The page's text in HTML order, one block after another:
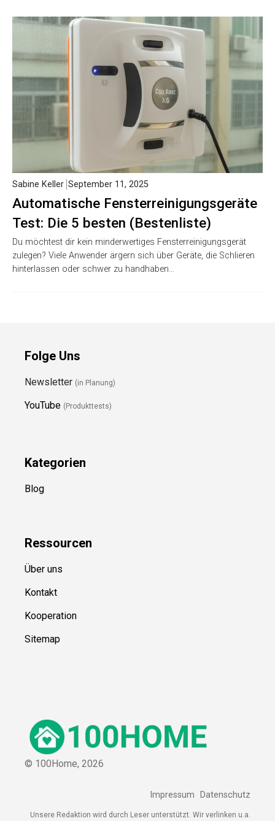
Automatische Fensterreinigungsgeräte
Test: Die 5 besten (Bestenliste)
Sabine Keller September 11, 2025
Du möchtest dir kein minderwertiges Fensterreinigungsgerät
zulegen? Viele Anwender ärgern sich über Geräte, die Schlieren
hinterlassen oder schwer zu handhaben…
Folge Uns
Newsletter (in Planung)
YouTube (Produkttests)
Kategorien
Blog
Ressourcen
Über uns
Kontakt
Kooperation
Sitemap
© 100Home, 2026
Impressum Datenschutz
Unsere Redaktion wird durch Leser unterstützt. Wir verlinken u.a.